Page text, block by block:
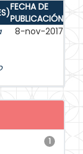
FECHA DE
PUBLICACIÓN
8-nov-2017
1